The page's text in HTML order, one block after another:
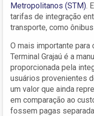
Metropolitanos (STM).
tarifas de integração
transporte, como
O mais importante
Terminal Grajaú é a
proporcionada pela
usuários provenientes
um valor que ainda
em comparação ao
fossem pagas